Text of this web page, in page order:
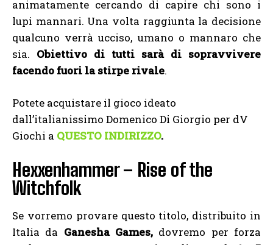
animatamente cercando di capire chi sono i
lupi mannari. Una volta raggiunta la decisione
qualcuno verrà ucciso, umano o mannaro che
sia. Obiettivo di tutti sarà di sopravvivere
facendo fuori la stirpe rivale.
Potete acquistare il gioco ideato
dall’italianissimo Domenico Di Giorgio per dV
Giochi a QUESTO INDIRIZZO.
Hexxenhammer – Rise of the
Witchfolk
Se vorremo provare questo titolo, distribuito in
Italia da Ganesha Games, dovremo per forza